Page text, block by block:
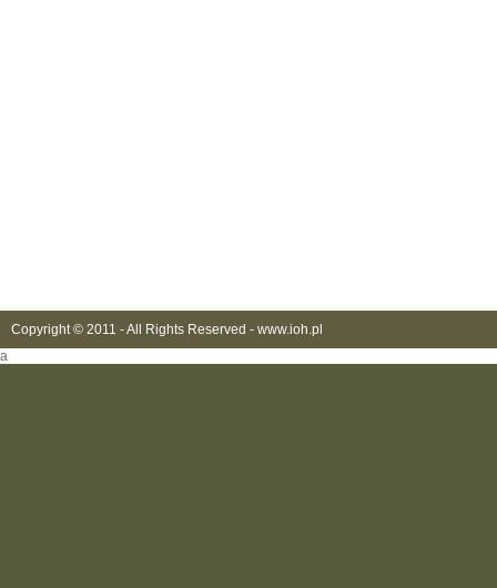
Copyright © 2011 - All Rights Reserved - www.ioh.pl
a